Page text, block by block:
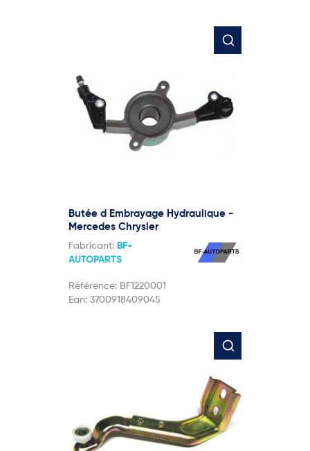
Butée d Embrayage Hydraulique -
Mercedes Chrysler
Fabricant: BF-
AUTOPARTS
Référence: BF1220001
Ean: 3700918409045